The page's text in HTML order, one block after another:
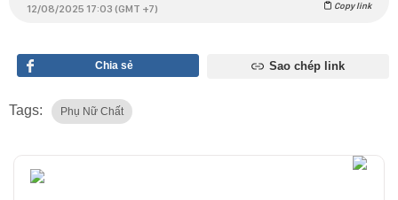
12/08/2025 17:03 (GMT +7) Copy link
Chia sẻ Sao chép link
Tags: Phụ Nữ Chất